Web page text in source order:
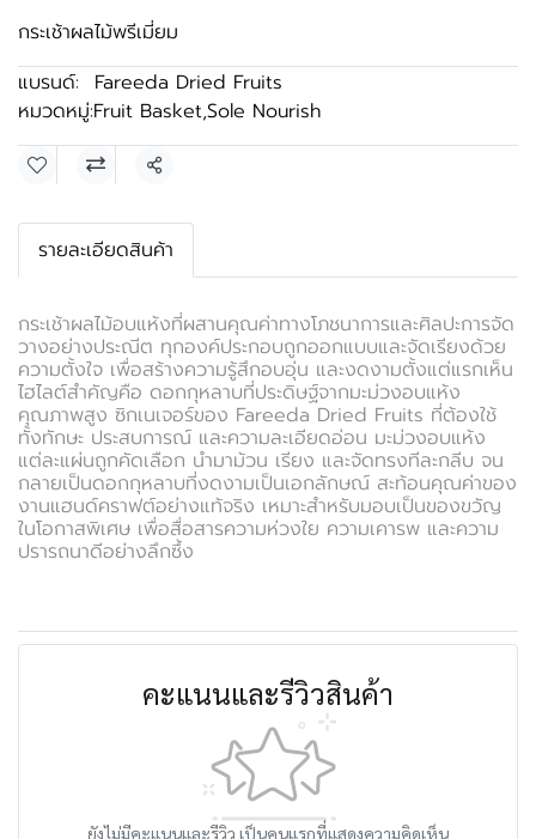
กระเช้าผลไม้พรีเมี่ยม
แบรนด์:
Fareeda Dried Fruits
หมวดหมู่:Fruit Basket,Sole Nourish
แชร์
รายละเอียดสินค้า
กระเช้าผลไม้อบแห้งที่ผสานคุณค่าทางโภชนาการและศิลปะการจัด
วางอย่างประณีต ทุกองค์ประกอบถูกออกแบบและจัดเรียงด้วย
ความตั้งใจ เพื่อสร้างความรู้สึกอบอุ่น และงดงามตั้งแต่แรกเห็น
ไฮไลต์สำคัญคือ ดอกกุหลาบที่ประดิษฐ์จากมะม่วงอบแห้ง
คุณภาพสูง ซิกเนเจอร์ของ Fareeda Dried Fruits ที่ต้องใช้
ทั้งทักษะ ประสบการณ์ และความละเอียดอ่อน มะม่วงอบแห้ง
แต่ละแผ่นถูกคัดเลือก นำมาม้วน เรียง และจัดทรงทีละกลีบ จน
กลายเป็นดอกกุหลาบที่งดงามเป็นเอกลักษณ์ สะท้อนคุณค่าของ
งานแฮนด์คราฟต์อย่างแท้จริง เหมาะสำหรับมอบเป็นของขวัญ
ในโอกาสพิเศษ เพื่อสื่อสารความห่วงใย ความเคารพ และความ
ปรารถนาดีอย่างลึกซึ้ง
คะแนนและรีวิวสินค้า
ยังไม่มีคะแนนและรีวิว เป็นคนแรกที่แสดงความคิดเห็น